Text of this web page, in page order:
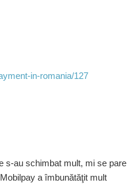
in-romania/127
s-au schimbat mult, mi se pare
a îmbunătăţit mult